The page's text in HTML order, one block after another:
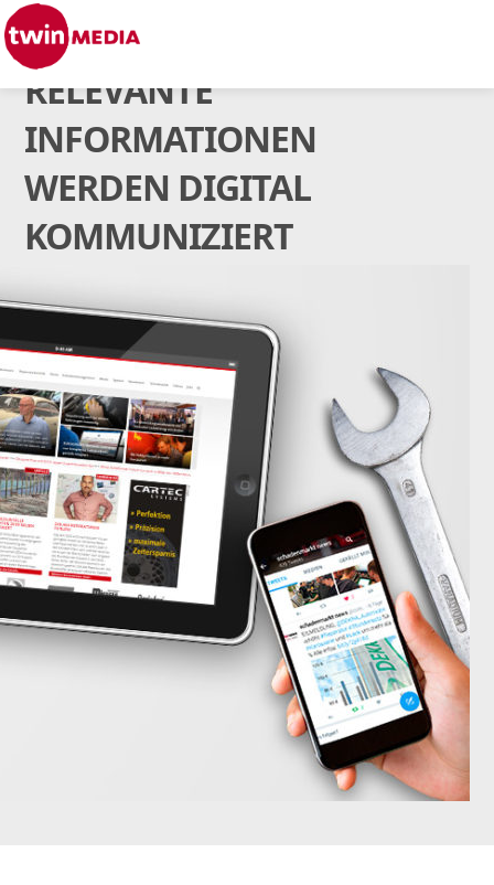
RELEVANTE
INFORMATIONEN
WERDEN DIGITAL
KOMMUNIZIERT